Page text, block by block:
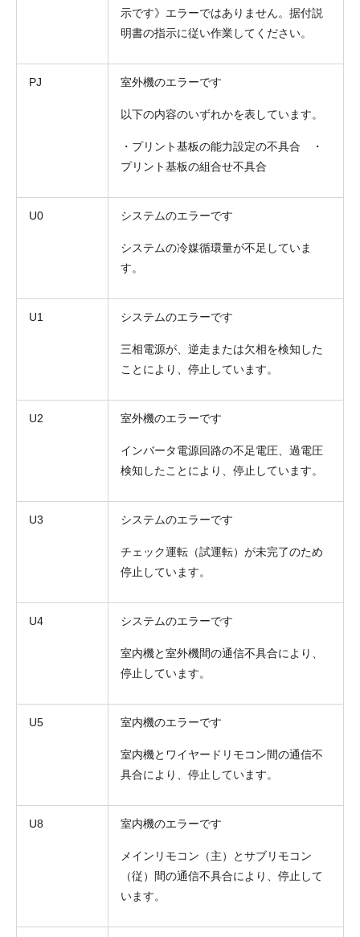
示です》エラーではありません。据付説
明書の指示に従い作業してください。
PJ 室外機のエラーです
以下の内容のいずれかを表しています。
・プリント基板の能力設定の不具合 ・
プリント基板の組合せ不具合
U0 システムのエラーです
システムの冷媒循環量が不足していま
す。
U1 システムのエラーです
三相電源が、逆走または欠相を検知した
ことにより、停止しています。
U2 室外機のエラーです
インバータ電源回路の不足電圧、過電圧
検知したことにより、停止しています。
U3 システムのエラーです
チェック運転（試運転）が未完了のため
停止しています。
U4 システムのエラーです
室内機と室外機間の通信不具合により、
停止しています。
U5 室内機のエラーです
室内機とワイヤードリモコン間の通信不
具合により、停止しています。
U8 室内機のエラーです
メインリモコン（主）とサブリモコン
（従）間の通信不具合により、停止して
います。